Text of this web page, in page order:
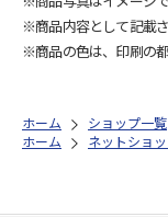
※商品内容として記載
※商品の色は、印刷の
ホーム ショップ一覧
ホーム
ネットショ